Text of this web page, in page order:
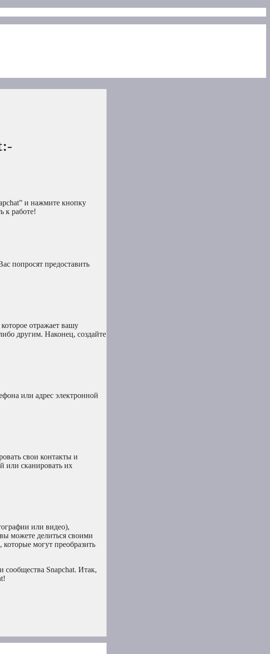
и нажмите кнопку
к работе!
попросят предоставить
отражает вашу
другим. Наконец, создайте
или адрес электронной
свои контакты и
или сканировать их
или видео),
можете делиться своими
могут преобразить
сообщества Snapchat. Итак,